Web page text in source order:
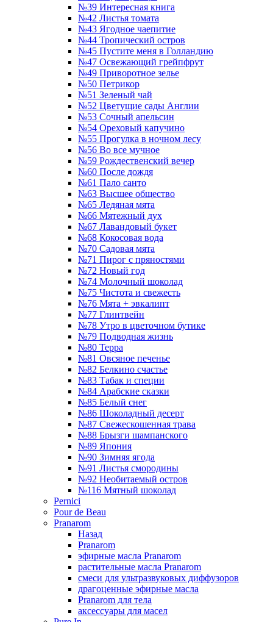
№39 Интересная книга
№42 Листья томата
№43 Ягодное чаепитие
№44 Тропический остров
№45 Пустите меня в Голландию
№47 Освежающий грейпфрут
№49 Приворотное зелье
№50 Петрикор
№51 Зеленый чай
№52 Цветущие сады Англии
№53 Сочный апельсин
№54 Ореховый капучино
№55 Прогулка в ночном лесу
№56 Во все мучное
№59 Рождественский вечер
№60 После дождя
№61 Пало санто
№63 Высшее общество
№65 Ледяная мята
№66 Мятежный дух
№67 Лавандовый букет
№68 Кокосовая вода
№70 Садовая мята
№71 Пирог с пряностями
№72 Новый год
№74 Молочный шоколад
№75 Чистота и свежесть
№76 Мята + эвкалипт
№77 Глинтвейн
№78 Утро в цветочном бутике
№79 Подводная жизнь
№80 Терра
№81 Овсяное печенье
№82 Белкино счастье
№83 Табак и специи
№84 Арабские сказки
№85 Белый снег
№86 Шоколадный десерт
№87 Свежескошенная трава
№88 Брызги шампанского
№89 Япония
№90 Зимняя ягода
№91 Листья смородины
№92 Необитаемый остров
№116 Мятный шоколад
Pernici
Pour de Beau
Pranarom
Назад
Pranarom
эфирные масла Pranarom
растительные масла Pranarom
смеси для ультразвуковых диффузоров
драгоценные эфирные масла
Pranarom для тела
аксессуары для масел